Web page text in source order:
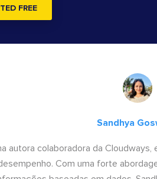
FREE
Sandhya
autora colaboradora da
Com uma forte